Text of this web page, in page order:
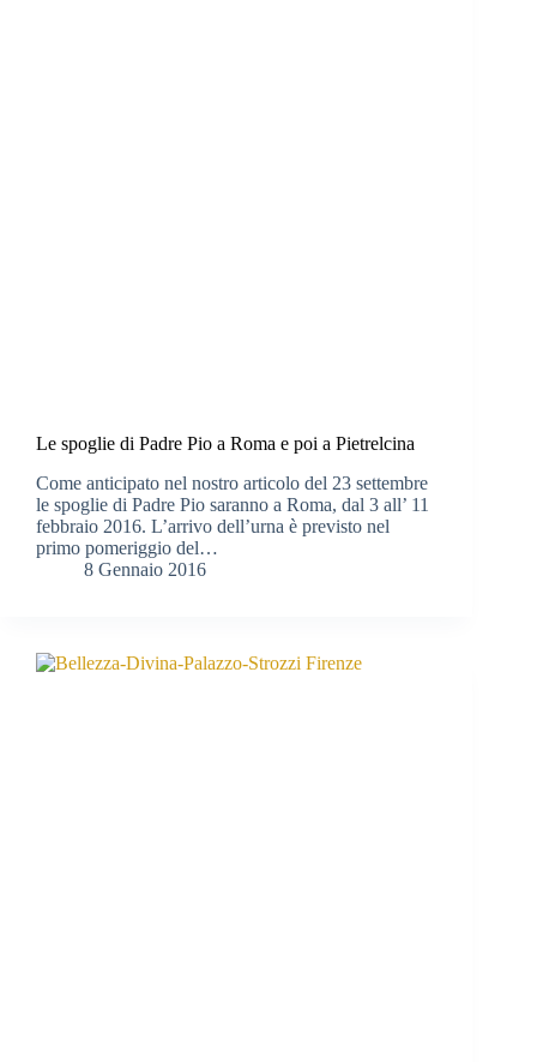
Le spoglie di Padre Pio a Roma e poi a Pietrelcina
Come anticipato nel nostro articolo del 23 settembre
le spoglie di Padre Pio saranno a Roma, dal 3 all’ 11
febbraio 2016. L’arrivo dell’urna è previsto nel
primo pomeriggio del…
8 Gennaio 2016